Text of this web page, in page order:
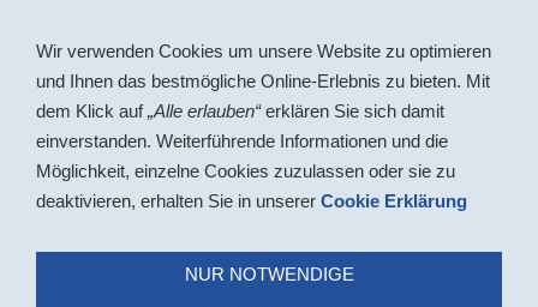
Wir verwenden Cookies um unsere Website zu optimieren
und Ihnen das bestmögliche Online-Erlebnis zu bieten. Mit
dem Klick auf„Alle erlauben“erklären Sie sich damit
einverstanden. Weiterführende Informationen und die
Möglichkeit, einzelne Cookies zuzulassen oder sie zu
deaktivieren, erhalten Sie in unserer Cookie Erklärung
NUR NOTWENDIGE